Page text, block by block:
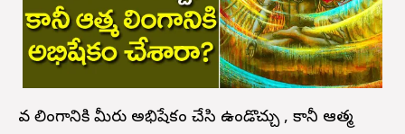
శివ లింగానికి మీరు అభిషేకం చేసి ఉండొచ్చు , కానీ ఆత్మ